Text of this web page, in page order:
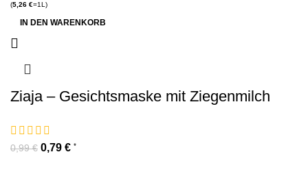
(5,26 €=1L)
IN DEN WARENKORB
Ziaja – Gesichtsmaske mit Ziegenmilch
0,99€ 0,79 € *